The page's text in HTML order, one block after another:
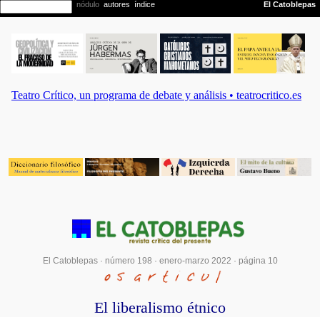
El Catoblepas · número 198 · enero-marzo 2022 · página 10
El liberalismo étnico